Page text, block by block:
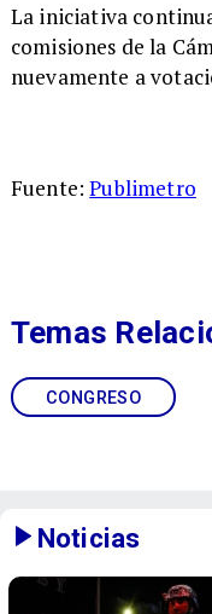
La iniciativa
comisiones de la
nuevamente a
Fuente:Publimetro
CONGRESO
Temas
Noticias